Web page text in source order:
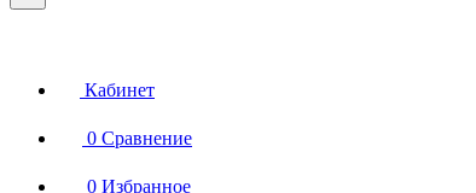
Кабинет
0 Сравнение
0 Избранное